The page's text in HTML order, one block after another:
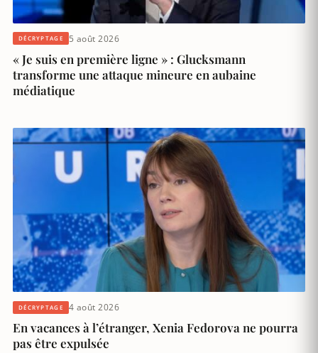
DÉCRYPTAGE 5 août 2026
« Je suis en première ligne » : Glucksmann
transforme une attaque mineure en aubaine
médiatique
DÉCRYPTAGE 4 août 2026
En vacances à l’étranger, Xenia Fedorova ne pourra
pas être expulsée